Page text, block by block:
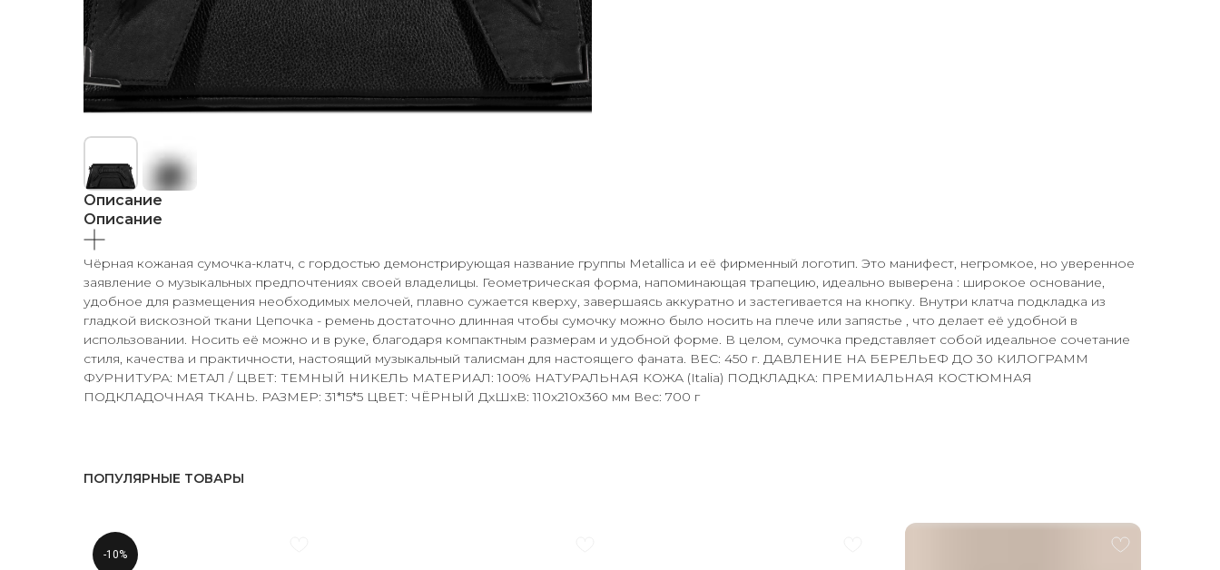
Описание
Описание
Чёрная кожаная сумочка-клатч, с гордостью демонстрирующая название группы Metallica и её фирменный логотип. Это манифест, негромкое, но уверенное
заявление о музыкальных предпочтениях своей владелицы. Геометрическая форма, напоминающая трапецию, идеально выверена : широкое основание,
удобное для размещения необходимых мелочей, плавно сужается кверху, завершаясь аккуратно и застегивается на кнопку. Внутри клатча подкладка из
гладкой вискозной ткани Цепочка - ремень достаточно длинная чтобы сумочку можно было носить на плече или запястье , что делает её удобной в
использовании. Носить её можно и в руке, благодаря компактным размерам и удобной форме. В целом, сумочка представляет собой идеальное сочетание
стиля, качества и практичности, настоящий музыкальный талисман для настоящего фаната. ВЕС: 450 г. ДАВЛЕНИЕ НА БЕРЕЛЬЕФ ДО 30 КИЛОГРАММ
ФУРНИТУРА: МЕТАЛ / ЦВЕТ: ТЕМНЫЙ НИКЕЛЬ МАТЕРИАЛ: 100% НАТУРАЛЬНАЯ КОЖА (Italia) ПОДКЛАДКА: ПРЕМИАЛЬНАЯ КОСТЮМНАЯ
ПОДКЛАДОЧНАЯ ТКАНЬ. РАЗМЕР: 31*15*5 ЦВЕТ: ЧЁРНЫЙ ДxШxВ: 110x210x360 мм Вес: 700 г
ПОПУЛЯРНЫЕ ТОВАРЫ
-10%